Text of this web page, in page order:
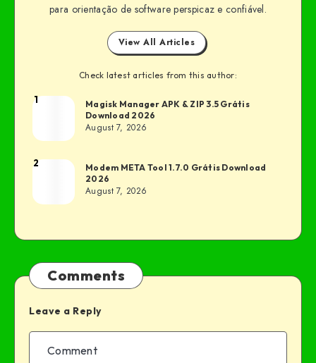
para orientação de software perspicaz e confiável.
View All Articles
Check latest articles from this author:
1
Magisk Manager APK & ZIP 3.5 Grátis
Download 2026
August 7, 2026
2
Modem META Tool 1.7.0 Grátis Download
2026
August 7, 2026
Comments
Leave a Reply